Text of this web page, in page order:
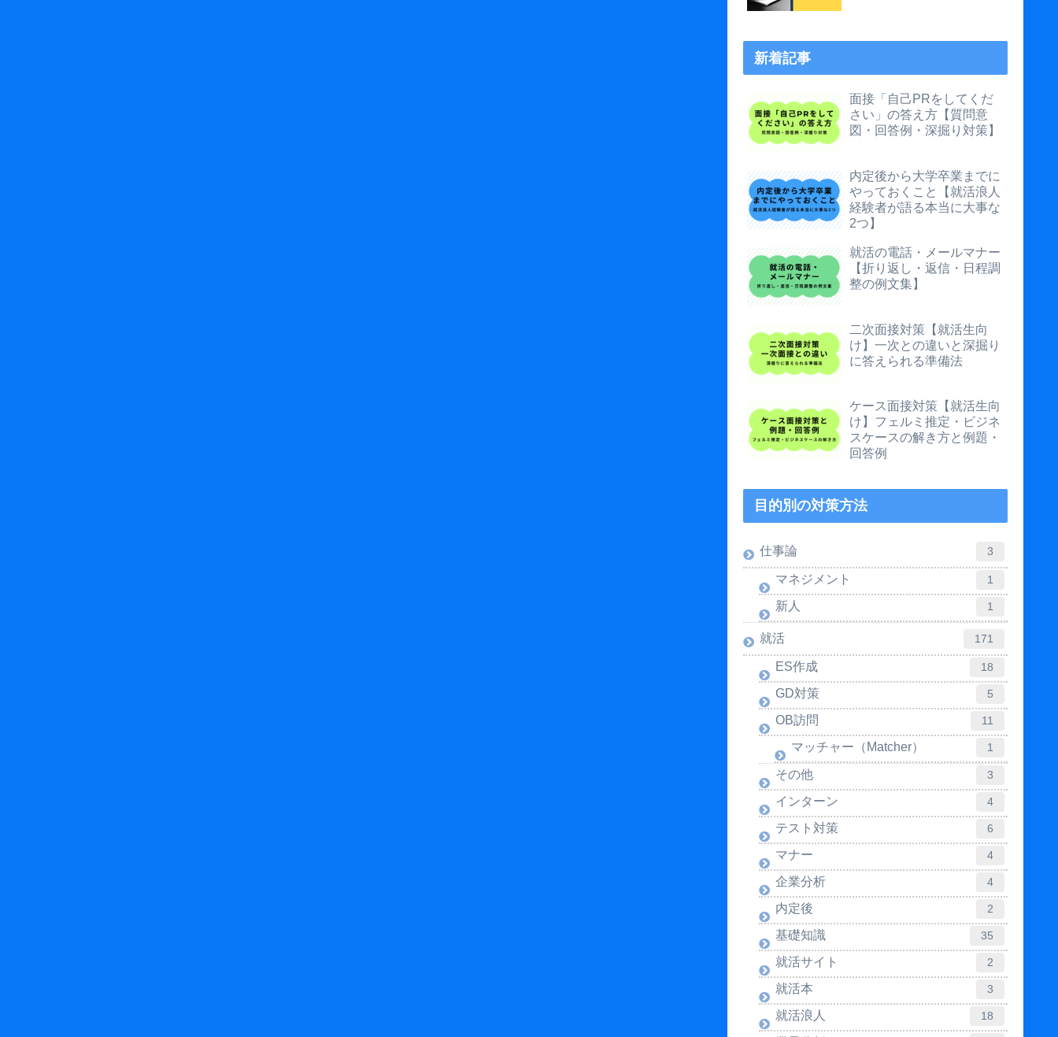
新着記事
面接「自己PRをしてくだ
さい」の答え方【質問意
図・回答例・深掘り対策】
内定後から大学卒業までに
やっておくこと【就活浪人
経験者が語る本当に大事な
2つ】
就活の電話・メールマナー
【折り返し・返信・日程調
整の例文集】
二次面接対策【就活生向
け】一次との違いと深掘り
に答えられる準備法
ケース面接対策【就活生向
け】フェルミ推定・ビジネ
スケースの解き方と例題・
回答例
目的別の対策方法
仕事論 3
マネジメント 1
新人 1
就活 171
ES作成 18
GD対策 5
OB訪問 11
マッチャー（Matcher） 1
その他 3
インターン 4
テスト対策 6
マナー 4
企業分析 4
内定後 2
基礎知識 35
就活サイト 2
就活本 3
就活浪人 18